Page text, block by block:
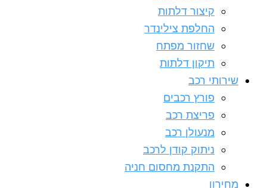
קיצור דלתות
החלפת צילינדר
שחזור מפתח
תיקון דלתות
שירותי רכב
פורץ רכבים
פריצת רכב
מנעולן רכב
ניתוק קודן לרכב
התקנת מחסום חניה
מחירון